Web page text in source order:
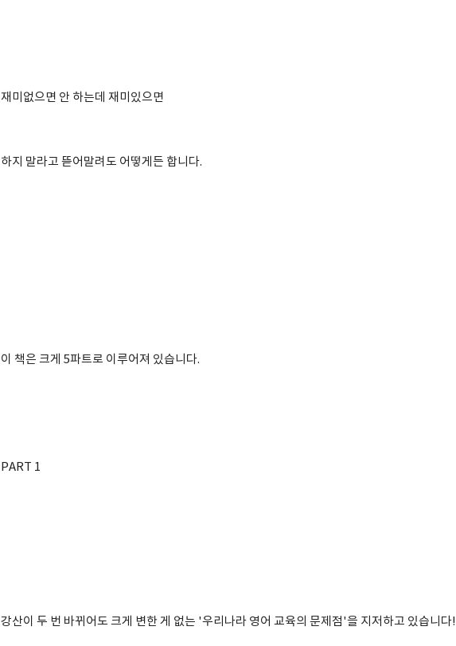
재미없으면 안 하는데 재미있으면
하지 말라고 뜯어말려도 어떻게든 합니다.
이 책은 크게 5파트로 이루어져 있습니다.
PART 1
강산이 두 번 바뀌어도 크게 변한 게 없는 '우리나라 영어 교육의 문제점'을 지저하고 있습니다!